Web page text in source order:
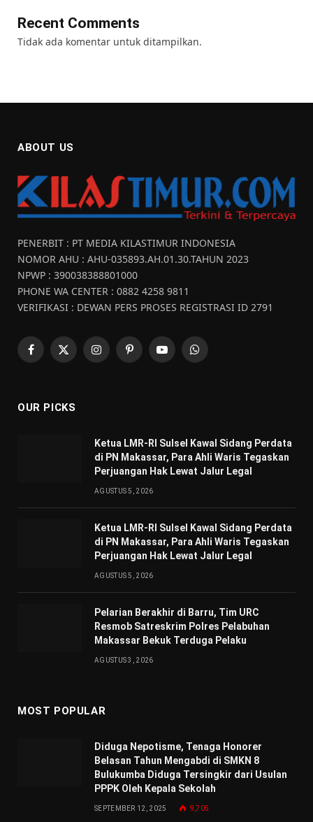
Recent Comments
Tidak ada komentar untuk ditampilkan.
ABOUT US
PENERBIT : PT MEDIA KILASTIMUR INDONESIA
NOMOR AHU : AHU-035893.AH.01.30.TAHUN 2023
NPWP : 390038388801000
PHONE WA CENTER : 0882 4258 9811
VERIFIKASI : DEWAN PERS PROSES REGISTRASI ID 2791
Facebook
X
InstagramPinterestYouTubeWhatsApp
OUR PICKS
Ketua LMR-RI Sulsel Kawal Sidang Perdata
di PN Makassar, Para Ahli Waris Tegaskan
Perjuangan Hak Lewat Jalur Legal
AGUSTUS 5, 2026
Ketua LMR-RI Sulsel Kawal Sidang Perdata
di PN Makassar, Para Ahli Waris Tegaskan
Perjuangan Hak Lewat Jalur Legal
AGUSTUS 5, 2026
Pelarian Berakhir di Barru, Tim URC
Resmob Satreskrim Polres Pelabuhan
Makassar Bekuk Terduga Pelaku
AGUSTUS 3, 2026
MOST POPULAR
Diduga Nepotisme, Tenaga Honorer
Belasan Tahun Mengabdi di SMKN 8
Bulukumba Diduga Tersingkir dari Usulan
PPPK Oleh Kepala Sekolah
SEPTEMBER 12, 2025 9,705